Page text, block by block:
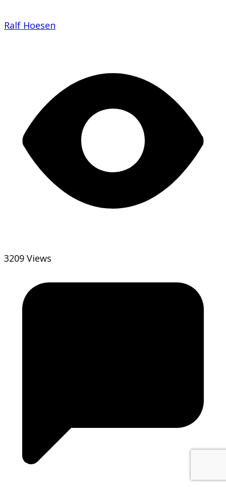
Ralf Hoesen
3209 Views